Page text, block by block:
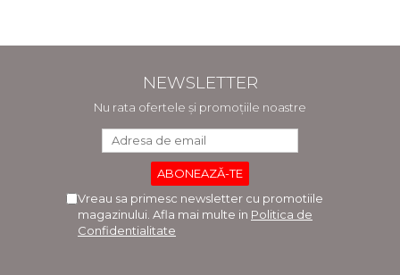
NEWSLETTER
Nu rata ofertele și promoțiile noastre
Vreau sa primesc newsletter cu promotiile
magazinului. Afla mai multe in Politica de
Confidentialitate